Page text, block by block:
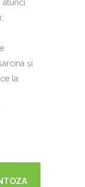
atunci
și
la